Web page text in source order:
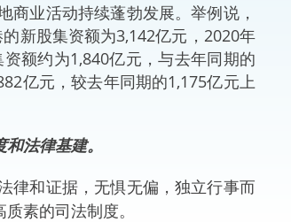
相互
业活动持续蓬勃发展。举例说，
新股集资额为3,142亿元，2020年
额约为1,840亿元，与去年同期的
亿元，较去年同期的1,175亿元上
法律基建。
律和证据，无惧无偏，独立行事而
素的司法制度。